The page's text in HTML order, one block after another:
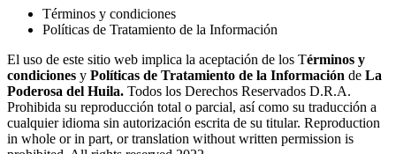
Términos y condiciones
Políticas de Tratamiento de la Información
El uso de este sitio web implica la aceptación de los Términos y
condiciones y Políticas de Tratamiento de la Información de La
Poderosa del Huila. Todos los Derechos Reservados D.R.A.
Prohibida su reproducción total o parcial, así como su traducción a
cualquier idioma sin autorización escrita de su titular. Reproduction
in whole or in part, or translation without written permission is